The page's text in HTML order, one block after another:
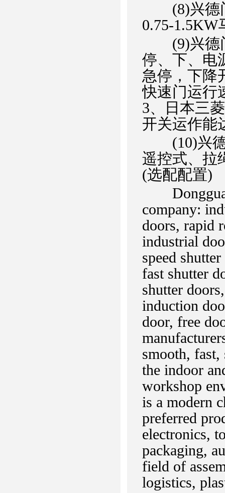
(8)兴德门
0.75-
(9)兴德门
停、下、电
急停，下降
快速门运行
3、日本三
开关运作能
(10)兴德
遥控式、拉
(选配配置)
company:
doors, rapid
industrial
speed
fast shutter
shutter
induction
door, free
smooth, fast,
the indoor
workshop
is a modern
preferred
electronics,
packaging,
field of
logistics,